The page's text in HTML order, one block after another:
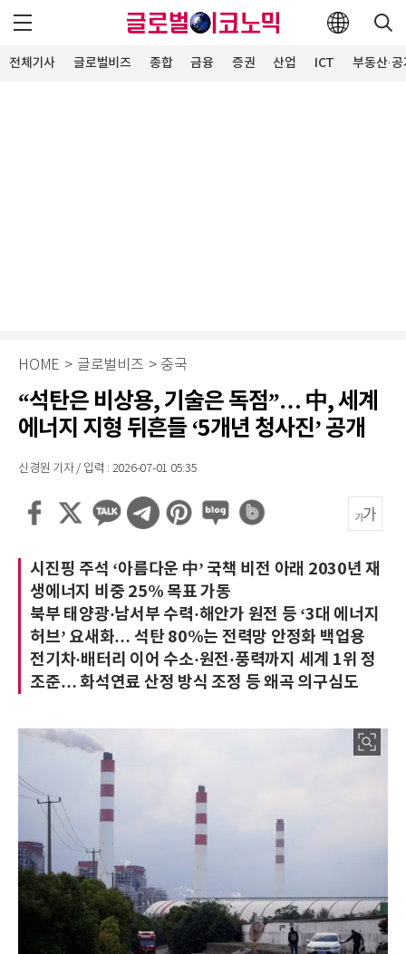
전체기사 글로벌비즈 종합 금융 증권 산업 ICT 부동산·
HOME > 글로벌비즈 > 중국
“석탄은 비상용, 기술은 독점”… 中, 세계
에너지 지형 뒤흔들 ‘5개년 청사진’ 공개
신경원 기자 / 입력 : 2026-07-01 05:35
시진핑 주석 ‘아름다운 中’ 국책 비전 아래 2030년 재
생에너지 비중 25% 목표 가동
북부 태양광·남서부 수력·해안가 원전 등 ‘3대 에너지
허브’ 요새화… 석탄 80%는 전력망 안정화 백업용
전기차·배터리 이어 수소·원전·풍력까지 세계 1위 정
조준… 화석연료 산정 방식 조정 등 왜곡 의구심도